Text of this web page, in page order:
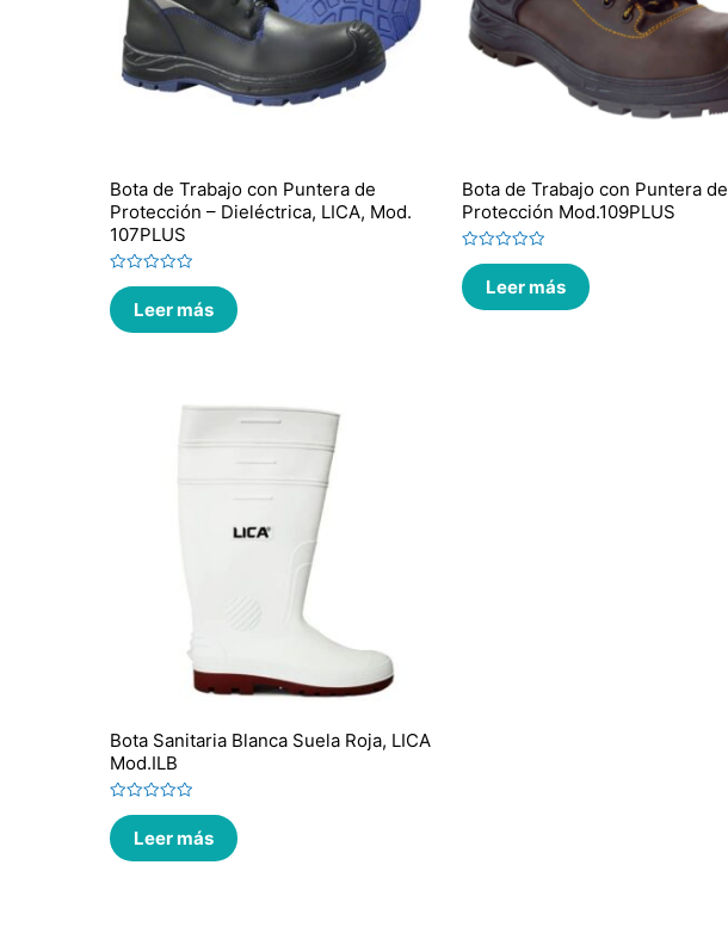
Bota de Trabajo con Puntera de
Protección – Dieléctrica, LICA, Mod.
107PLUS
Valorado
en
0
de
Leer más
Bota de Trabajo con Puntera de
Protección Mod.109PLUS
Valorado
en
0
de
Leer más
Bota Sanitaria Blanca Suela Roja, LICA
Mod.ILB
Valorado
en
0
de
Leer más